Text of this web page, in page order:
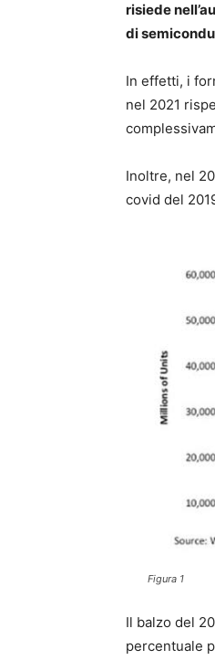
risiede
di
In effetti, i
nel 2021
Inoltre, nel
covid del
Figura 1
Il balzo del
percentuale